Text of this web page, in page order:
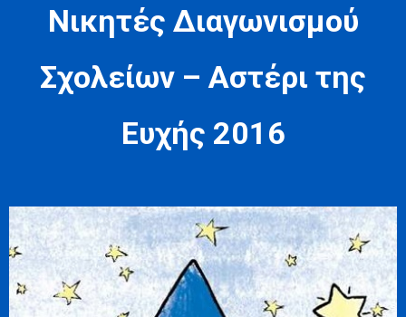
Nικητές Διαγωνισμού
Σχολείων – Αστέρι της
Ευχής 2016